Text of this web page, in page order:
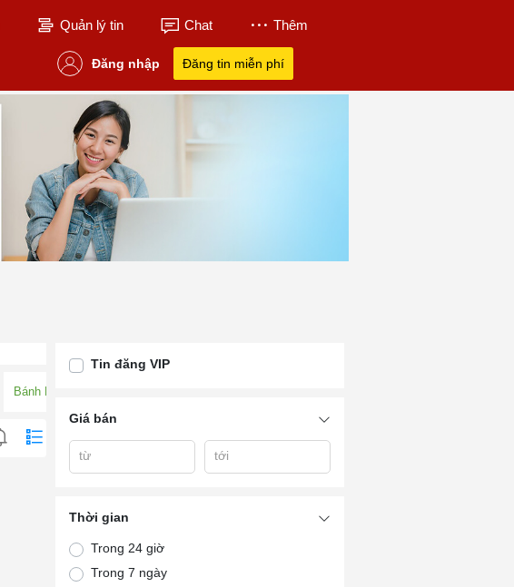
Quản lý tin Chat Thêm
Đăng nhập Đăng tin miễn phí
Bánh Khọt Vũng Tau
Tin đăng VIP
Giá bán
từ tới
Thời gian
Trong 24 giờ
Trong 7 ngày